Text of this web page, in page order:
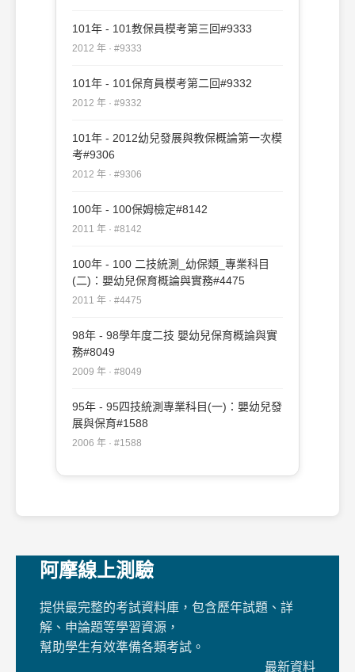
101年 - 101教保員模考第三回#9333
2012 年 · #9333
101年 - 101保育員模考第二回#9332
2012 年 · #9332
101年 - 2012幼兒發展與教保概論第一次模
考#9306
2012 年 · #9306
100年 - 100保姆檢定#8142
2011 年 · #8142
100年 - 100 二技統測_幼保類_專業科目
(二)：嬰幼兒保育概論與實務#4475
2011 年 · #4475
98年 - 98學年度二技 嬰幼兒保育概論與實
務#8049
2009 年 · #8049
95年 - 95四技統測專業科目(一)：嬰幼兒發
展與保育#1588
2006 年 · #1588
阿摩線上測驗
提供最完整的考試資料庫，包含歷年試題、詳
解、申論題等學習資源，
幫助學生有效準備各類考試。
最新資料